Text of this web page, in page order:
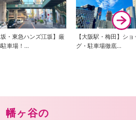
坂・東急ハンズ江坂】厳
駐車場！…
【大阪駅・梅田】シ
グ・駐車場徹底…
幡ヶ谷の